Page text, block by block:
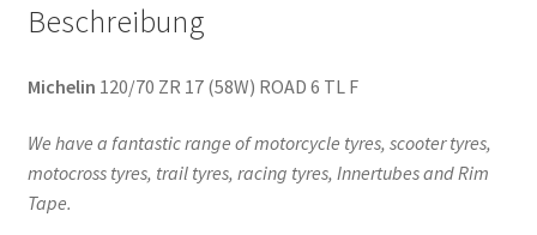
Beschreibung
Michelin 120/70 ZR 17 (58W) ROAD 6 TL F
We have a fantastic range of motorcycle tyres, scooter tyres,
motocross tyres, trail tyres, racing tyres, Innertubes and Rim
Tape.